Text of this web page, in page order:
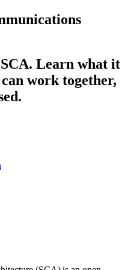
Learn what it
work together,